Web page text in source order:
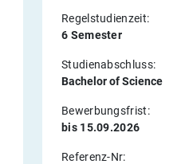
Regelstudienzeit:
6 Semester
Studienabschluss:
Bachelor of Science
Bewerbungsfrist:
bis 15.09.2026
Referenz-Nr: